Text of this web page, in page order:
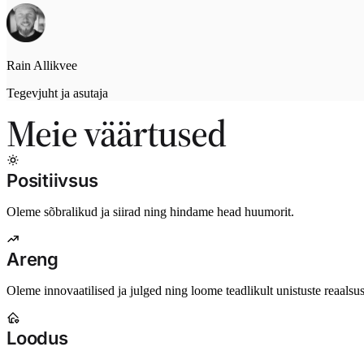
Rain Allikvee
Tegevjuht ja asutaja
Meie väärtused
Positiivsus
Oleme sõbralikud ja siirad ning hindame head huumorit.
Areng
Oleme innovaatilised ja julged ning loome teadlikult unistuste
Loodus